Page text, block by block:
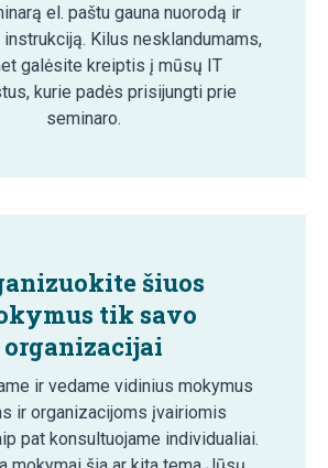
el. paštu gauna nuorodą ir
Kilus nesklandumams,
galėsite kreiptis į mūsų IT
kurie padės prisijungti prie
seminaro.
šiuos
tik savo
organizacijai
ir vedame vidinius mokymus
ir organizacijoms įvairiomis
pat konsultuojame individualiai.